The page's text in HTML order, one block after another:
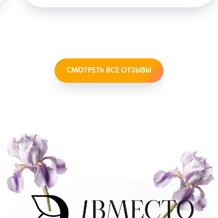
СМОТРЕТЬ ВСЕ ОТЗЫВЫ